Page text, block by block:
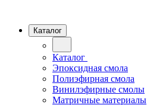
Каталог
Каталог
Эпоксидная смола
Полиэфирная смола
Винилэфирные смолы
Матричные материалы